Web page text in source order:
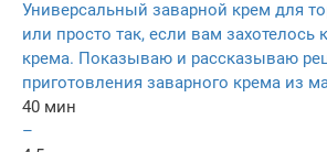
Универсальный заварной крем для
или просто так, если вам захотелось
крема. Показываю и рассказываю
приготовления заварного крема из
40 мин
–